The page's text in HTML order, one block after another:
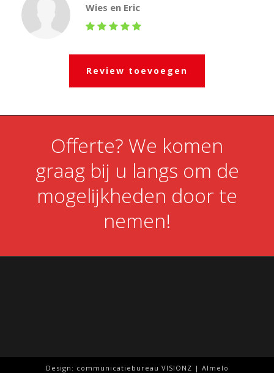
Wies en Eric
Review toevoegen
Offerte? We komen
graag bij u langs om de
mogelijkheden door te
nemen!
Design: communicatiebureau VISIONZ | Almelo